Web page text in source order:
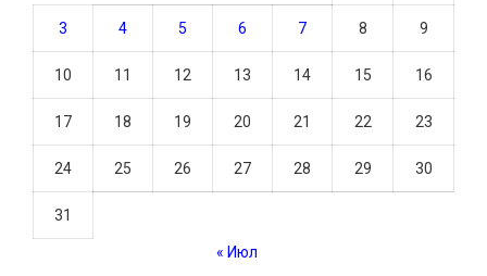
3 4 5 6 7 8 9
10 11 12 13 14 15 16
17 18 19 20 21 22 23
24 25 26 27 28 29 30
31
« Июл